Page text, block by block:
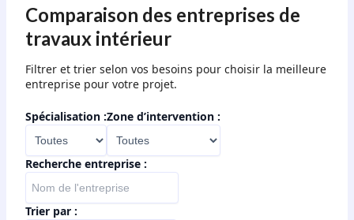
Comparaison des entreprises de
travaux intérieur
Filtrer et trier selon vos besoins pour choisir la meilleure
entreprise pour votre projet.
Spécialisation :Zone d’intervention :
Recherche entreprise :
Trier par :